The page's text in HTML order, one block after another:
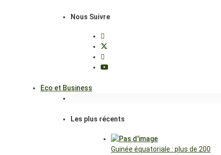
Nous Suivre
Eco et Business
Les plus récents
Guinée équatoriale : plus de 200